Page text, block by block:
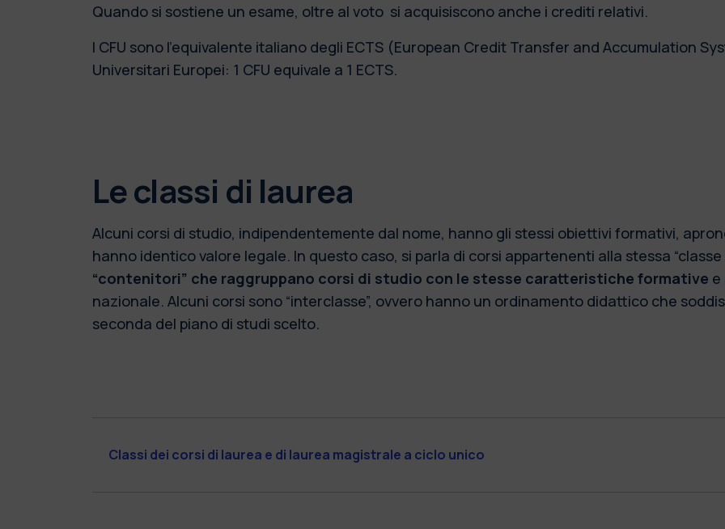
Quando si sostiene un esame, oltre al voto si acquisiscono anche i crediti relativi.
I CFU sono l’equivalente italiano degli ECTS (European Credit Transfer and Accumulation
Universitari Europei: 1 CFU equivale a 1 ECTS.
Le classi di laurea
Alcuni corsi di studio, indipendentemente dal nome, hanno gli stessi obiettivi formativi,
hanno identico valore legale. In questo caso, si parla di corsi appartenenti alla stessa “classe
“contenitori” che raggruppano corsi di studio con le stesse caratteristiche formative e
nazionale. Alcuni corsi sono “interclasse”, ovvero hanno un ordinamento didattico che
seconda del piano di studi scelto.
Classi dei corsi di laurea e di laurea magistrale a ciclo unico